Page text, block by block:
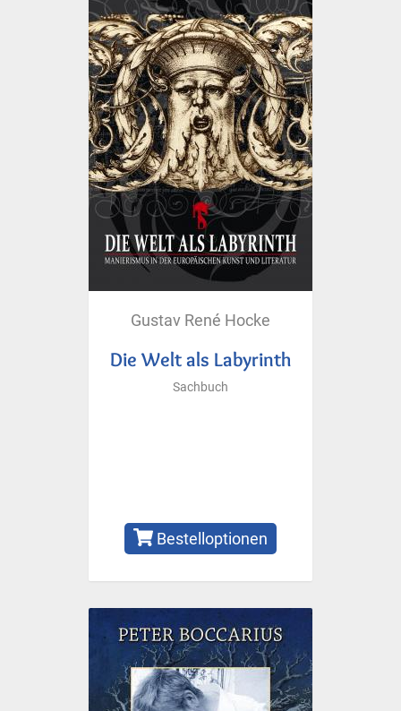
Gustav René Hocke
Die Welt als Labyrinth
Sachbuch
Bestelloptionen